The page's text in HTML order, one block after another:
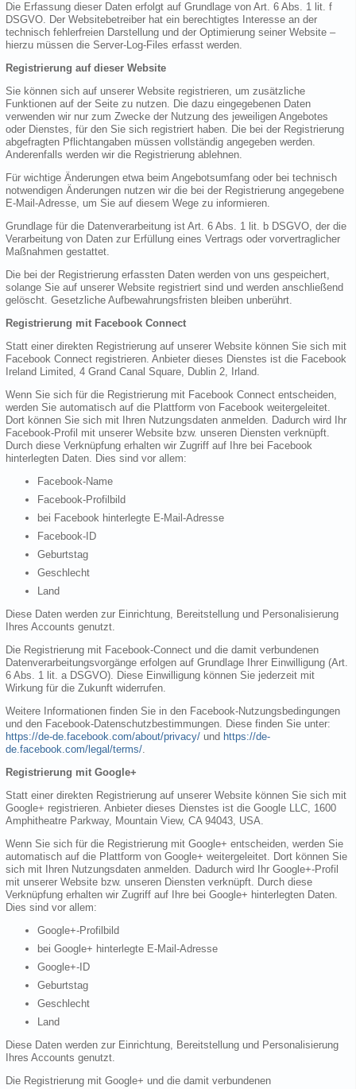
Die Erfassung dieser Daten erfolgt auf Grundlage von Art. 6 Abs. 1 lit. f
DSGVO. Der Websitebetreiber hat ein berechtigtes Interesse an der
technisch fehlerfreien Darstellung und der Optimierung seiner Website –
hierzu müssen die Server-Log-Files erfasst werden.
Registrierung auf dieser Website
Sie können sich auf unserer Website registrieren, um zusätzliche
Funktionen auf der Seite zu nutzen. Die dazu eingegebenen Daten
verwenden wir nur zum Zwecke der Nutzung des jeweiligen Angebotes
oder Dienstes, für den Sie sich registriert haben. Die bei der Registrierung
abgefragten Pflichtangaben müssen vollständig angegeben werden.
Anderenfalls werden wir die Registrierung ablehnen.
Für wichtige Änderungen etwa beim Angebotsumfang oder bei technisch
notwendigen Änderungen nutzen wir die bei der Registrierung angegebene
E-Mail-Adresse, um Sie auf diesem Wege zu informieren.
Grundlage für die Datenverarbeitung ist Art. 6 Abs. 1 lit. b DSGVO, der die
Verarbeitung von Daten zur Erfüllung eines Vertrags oder vorvertraglicher
Maßnahmen gestattet.
Die bei der Registrierung erfassten Daten werden von uns gespeichert,
solange Sie auf unserer Website registriert sind und werden anschließend
gelöscht. Gesetzliche Aufbewahrungsfristen bleiben unberührt.
Registrierung mit Facebook Connect
Statt einer direkten Registrierung auf unserer Website können Sie sich mit
Facebook Connect registrieren. Anbieter dieses Dienstes ist die Facebook
Ireland Limited, 4 Grand Canal Square, Dublin 2, Irland.
Wenn Sie sich für die Registrierung mit Facebook Connect entscheiden,
werden Sie automatisch auf die Plattform von Facebook weitergeleitet.
Dort können Sie sich mit Ihren Nutzungsdaten anmelden. Dadurch wird Ihr
Facebook-Profil mit unserer Website bzw. unseren Diensten verknüpft.
Durch diese Verknüpfung erhalten wir Zugriff auf Ihre bei Facebook
hinterlegten Daten. Dies sind vor allem:
Facebook-Name
Facebook-Profilbild
bei Facebook hinterlegte E-Mail-Adresse
Facebook-ID
Geburtstag
Geschlecht
Land
Diese Daten werden zur Einrichtung, Bereitstellung und Personalisierung
Ihres Accounts genutzt.
Die Registrierung mit Facebook-Connect und die damit verbundenen
Datenverarbeitungsvorgänge erfolgen auf Grundlage Ihrer Einwilligung (Art.
6 Abs. 1 lit. a DSGVO). Diese Einwilligung können Sie jederzeit mit
Wirkung für die Zukunft widerrufen.
Weitere Informationen finden Sie in den Facebook-Nutzungsbedingungen
und den Facebook-Datenschutzbestimmungen. Diese finden Sie unter:
https://de-de.facebook.com/about/privacy/ und https://de-
de.facebook.com/legal/terms/.
Registrierung mit Google+
Statt einer direkten Registrierung auf unserer Website können Sie sich mit
Google+ registrieren. Anbieter dieses Dienstes ist die Google LLC, 1600
Amphitheatre Parkway, Mountain View, CA 94043, USA.
Wenn Sie sich für die Registrierung mit Google+ entscheiden, werden Sie
automatisch auf die Plattform von Google+ weitergeleitet. Dort können Sie
sich mit Ihren Nutzungsdaten anmelden. Dadurch wird Ihr Google+-Profil
mit unserer Website bzw. unseren Diensten verknüpft. Durch diese
Verknüpfung erhalten wir Zugriff auf Ihre bei Google+ hinterlegten Daten.
Dies sind vor allem:
Google+-Profilbild
bei Google+ hinterlegte E-Mail-Adresse
Google+-ID
Geburtstag
Geschlecht
Land
Diese Daten werden zur Einrichtung, Bereitstellung und Personalisierung
Ihres Accounts genutzt.
Die Registrierung mit Google+ und die damit verbundenen